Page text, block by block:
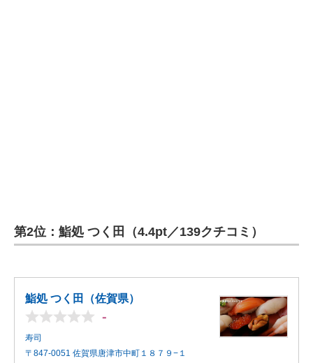
第2位：鮨処 つく田（4.4pt／139クチコミ）
鮨処 つく田（佐賀県）
-
寿司
〒847-0051 佐賀県唐津市中町１８７９−１